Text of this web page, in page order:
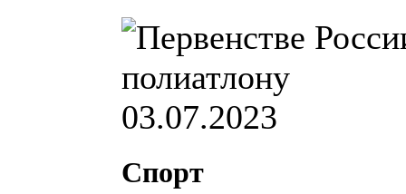
03.07.2023
Спорт